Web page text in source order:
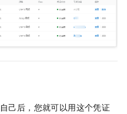
己后，您就可以用这个凭证